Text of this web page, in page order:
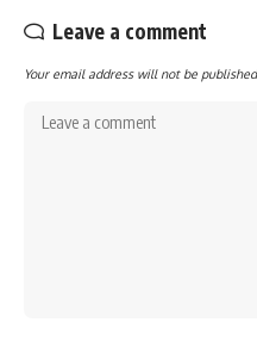
Leave a comment
Your email address will not be